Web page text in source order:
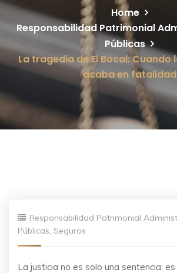
Home
Responsabilidad Patrimonial
Públicas
La tragedia de El Bocal: Cuando
acaba en fatalidad
Responsabilidad Patrimonial
Públicas, Seguros
La justicia no es solo una sentencia;